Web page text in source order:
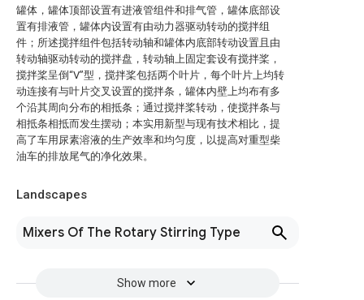
罐体，罐体顶部设置有进液管组件和排气管，罐体底部设
置有排液管，罐体内设置有由动力器驱动转动的搅拌组
件；所述搅拌组件包括转动轴和罐体内底部转动设置且由
转动轴驱动转动的搅拌盘，转动轴上固定套设有搅拌桨，
搅拌桨呈倒“V”型，搅拌桨包括两个叶片，每个叶片上均转
动连接有与叶片交叉设置的搅拌条，罐体内壁上均布有多
个沿其周向分布的相抵条；通过搅拌桨转动，使搅拌条与
相抵条相抵而发生摆动；本实用新型与现有技术相比，提
高了车用尿素溶液的生产效率和均匀度，以提高对重型柴
油车的排放尾气的净化效果。
Landscapes
Mixers Of The Rotary Stirring Type
Show more